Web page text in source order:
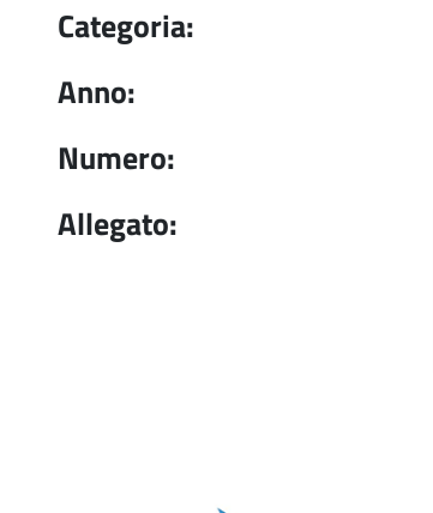
Categoria:
Anno:
Numero:
Allegato: